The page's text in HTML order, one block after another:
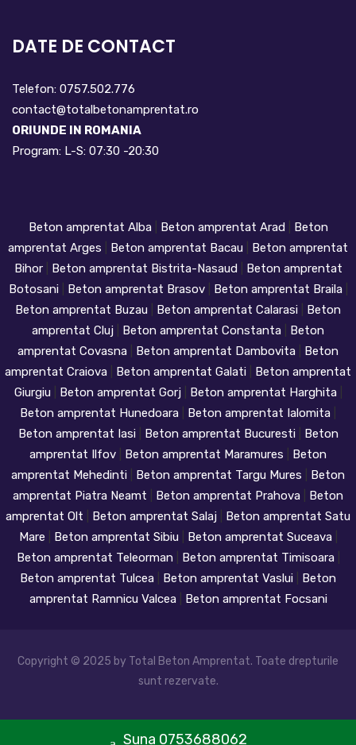
DATE DE CONTACT
Telefon: 0757.502.776
contact@totalbetonamprentat.ro
ORIUNDE IN ROMANIA
Program: L-S: 07:30 -20:30
Beton amprentat Alba Beton amprentat Arad
Beton
amprentat Arges
Beton amprentat Bacau
Beton amprentat
Bihor
Beton amprentat Bistrita-Nasaud
Beton amprentat
Botosani
Beton amprentat Brasov Beton amprentat Braila
Beton amprentat Buzau
Beton amprentat Calarasi
Beton
amprentat Cluj
Beton amprentat Constanta
Beton
amprentat Covasna
Beton amprentat Dambovita
Beton
amprentat Craiova
Beton amprentat Galati
Beton amprentat
Giurgiu
Beton amprentat Gorj Beton amprentat Harghita
Beton amprentat Hunedoara
Beton amprentat Ialomita
Beton amprentat Iasi
Beton amprentat Bucuresti
Beton
amprentat Ilfov
Beton amprentat Maramures
Beton
amprentat Mehedinti
Beton amprentat Targu Mures
Beton
amprentat Piatra Neamt
Beton amprentat Prahova
Beton
amprentat Olt
Beton amprentat Salaj
Beton amprentat Satu
Mare
Beton amprentat Sibiu Beton amprentat Suceava
Beton amprentat Teleorman
Beton amprentat Timisoara
Beton amprentat Tulcea
Beton amprentat Vaslui
Beton
amprentat Ramnicu Valcea
Beton amprentat Focsani
Copyright © 2025 by Total Beton Amprentat. Toate drepturile
sunt rezervate.
Suna 0753688062